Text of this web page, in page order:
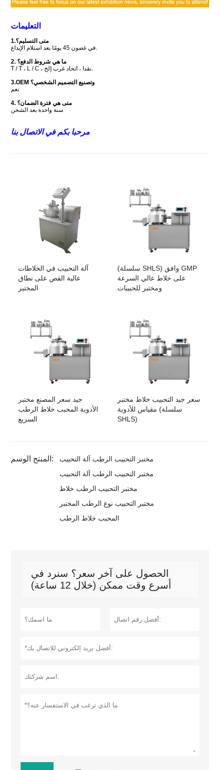
التعليمات
1.متى التسليم؟
في غضون 45 يومًا بعد استلام الإيداع.
2. ما هي شروط الدفع؟
T / T ، L / C ، نقدا ، اتحاد غرب إلخ.
3.OEM وتصنيع التصميم الشخصي؟
نعم
4. متى هي فترة الضمان؟
سنة واحدة بعد الشحن
مرحبا بكم في الاتصال بنا
آلة التحبيب في الخلاطات
عالية القص على نطاق
المختبر
(سلسلة SHLS) وافق GMP
على خلاط عالي السرعة
ومختبر للحبيبات
جيد سعر المصنع مختبر
الأدوية المحبب خلاط الرطب
السريع
سعر جيد التحبيب خلاط مختبر
مقياس للأدوية (سلسلة
SHLS)
المنتج الوسم:
مختبر التحبيب الرطب آلة التحبيب
مختبر التحبيب الرطب آلة التحبيب
مختبر التحبيب الرطب خلاط
مختبر التحبيب نوع الرطب المختبر
المحبب خلاط الرطب
الحصول على آخر سعر؟ سنرد في
أسرع وقت ممكن (خلال 12 ساعة)